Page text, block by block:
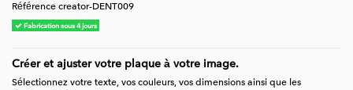
Référence creator-DENT009
Fabrication sous 4 jours
Créer et ajuster votre plaque à votre image.
Sélectionnez votre texte, vos couleurs, vos dimensions ainsi que les